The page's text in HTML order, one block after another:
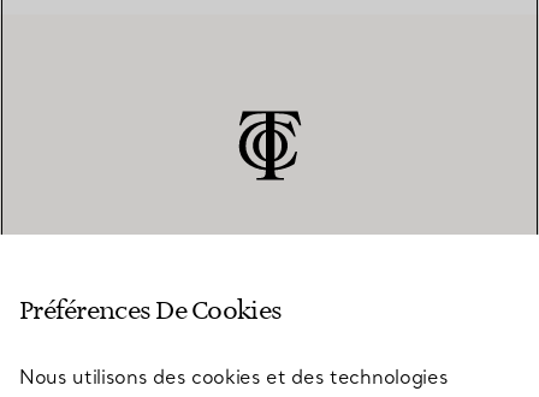
SERVICES
Préférences De Cookies
Nous utilisons des cookies et des technologies